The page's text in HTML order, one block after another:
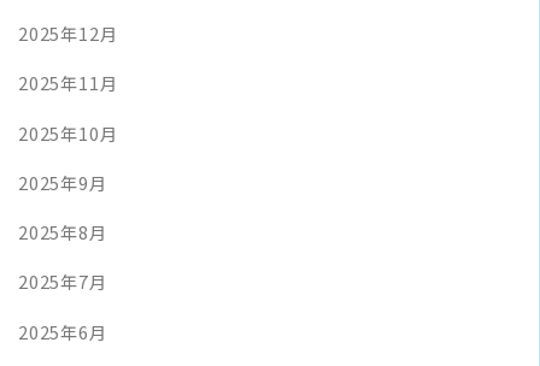
2025年12月
2025年11月
2025年10月
2025年9月
2025年8月
2025年7月
2025年6月